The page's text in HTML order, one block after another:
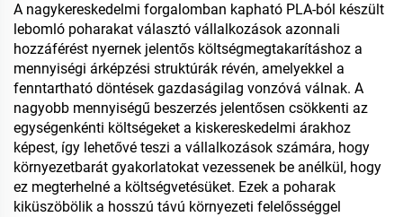
A nagykereskedelmi forgalomban kapható PLA-ból készült
lebomló poharakat választó vállalkozások azonnali
hozzáférést nyernek jelentős költségmegtakarításhoz a
mennyiségi árképzési struktúrák révén, amelyekkel a
fenntartható döntések gazdaságilag vonzóvá válnak. A
nagyobb mennyiségű beszerzés jelentősen csökkenti az
egységenkénti költségeket a kiskereskedelmi árakhoz
képest, így lehetővé teszi a vállalkozások számára, hogy
környezetbarát gyakorlatokat vezessenek be anélkül, hogy
ez megterhelné a költségvetésüket. Ezek a poharak
kiküszöbölik a hosszú távú környezeti felelősséggel